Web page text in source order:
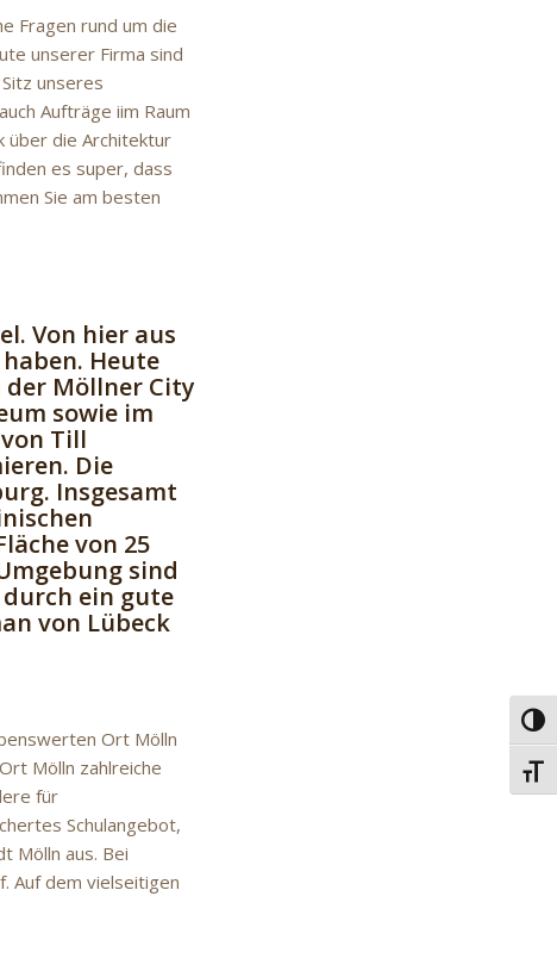
Fragen rund um die
unserer Firma sind
unseres
Aufträge iim Raum
über die Architektur
es super, dass
Sie am besten
Von hier aus
Heute
Möllner City
sowie im
Till
Die
Insgesamt
von 25
sind
ein gute
von Lübeck
Ort Mölln
Mölln zahlreiche
für
Schulangebot,
Mölln aus. Bei
Auf dem vielseitigen